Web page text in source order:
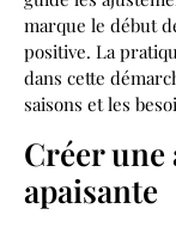
marque le début
positive. La
dans cette
saisons et les
Créer
apaisante